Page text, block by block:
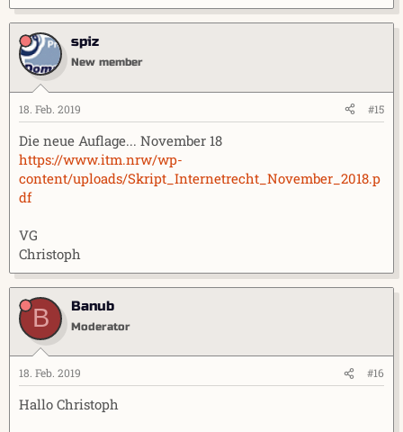
spiz
New member
18. Feb. 2019 #15
Die neue Auflage... November 18
https://www.itm.nrw/wp-
content/uploads/Skript_Internetrecht_November_2018.p
df
VG
Christoph
B Banub
Moderator
18. Feb. 2019 #16
Hallo Christoph